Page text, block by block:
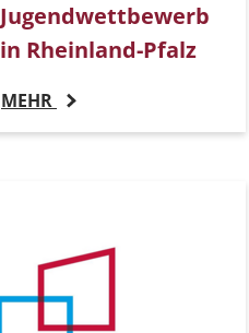
Jugendwettbewerb
in Rheinland-Pfalz
MEHR